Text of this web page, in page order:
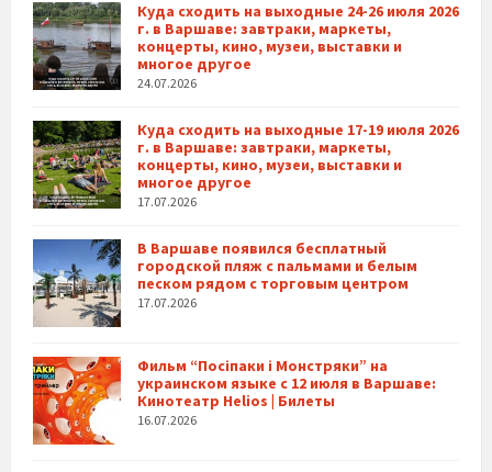
Куда сходить на выходные 24-26 июля 2026
г. в Варшаве: завтраки, маркеты,
концерты, кино, музеи, выставки и
многое другое
24.07.2026
Куда сходить на выходные 17-19 июля 2026
г. в Варшаве: завтраки, маркеты,
концерты, кино, музеи, выставки и
многое другое
17.07.2026
В Варшаве появился бесплатный
городской пляж с пальмами и белым
песком рядом с торговым центром
17.07.2026
Фильм “Посіпаки і Монстряки” на
украинском языке с 12 июля в Варшаве:
Кинотеатр Helios | Билеты
16.07.2026